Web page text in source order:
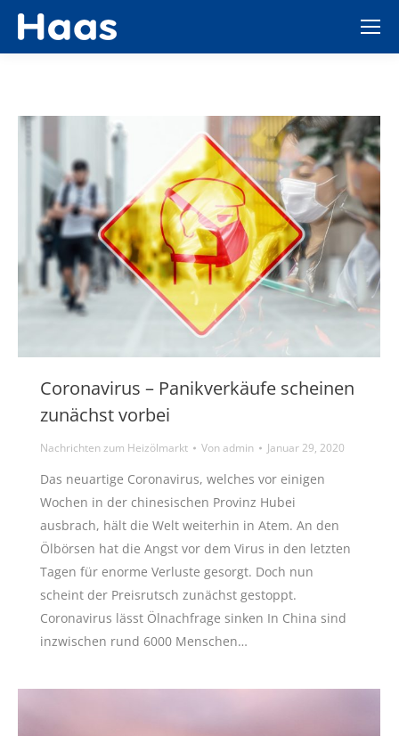
Coronavirus – Panikverkäufe scheinen
zunächst vorbei
Nachrichten zum Heizölmarkt Vonadmin Januar 29, 2020
Das neuartige Coronavirus, welches vor einigen
Wochen in der chinesischen Provinz Hubei
ausbrach, hält die Welt weiterhin in Atem. An den
Ölbörsen hat die Angst vor dem Virus in den letzten
Tagen für enorme Verluste gesorgt. Doch nun
scheint der Preisrutsch zunächst gestoppt.
Coronavirus lässt Ölnachfrage sinken In China sind
inzwischen rund 6000 Menschen…